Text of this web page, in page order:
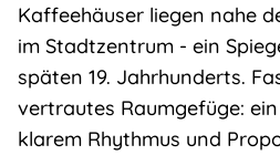
Kaffeehäuser liegen nahe
im Stadtzentrum - ein
späten 19. Jahrhunderts.
vertrautes Raumgefüge:
klarem Rhythmus und